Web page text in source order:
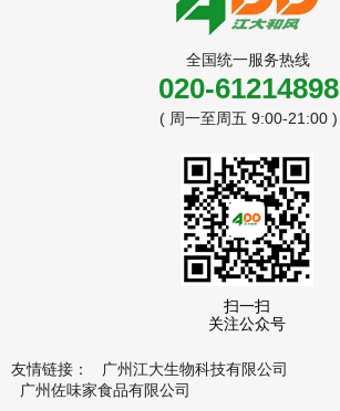
全国统一服务热线
020-61214898
( 周一至周五 9:00-21:00 )
扫一扫
关注公众号
友情链接：
广州江大生物科技有限公司
广州佐味家食品有限公司